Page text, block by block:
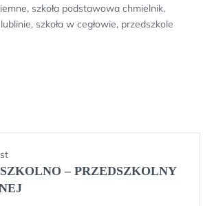
szkoła podstawowa chmielnik,
szkoła w cegłowie, przedszkole
– PRZEDSZKOLNY